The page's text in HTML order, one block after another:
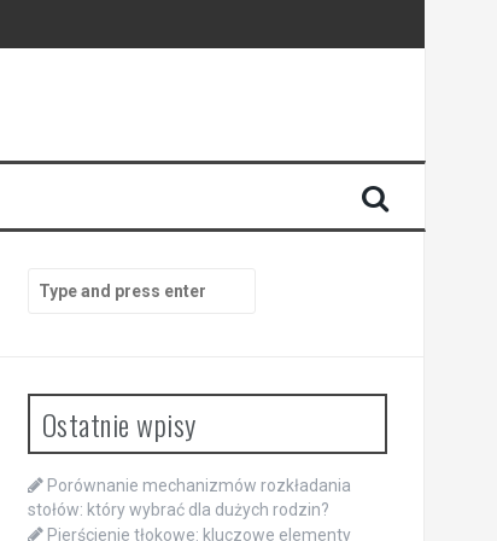
for:
Ostatnie wpisy
Porównanie mechanizmów rozkładania
stołów: który wybrać dla dużych rodzin?
Pierścienie tłokowe: kluczowe elementy